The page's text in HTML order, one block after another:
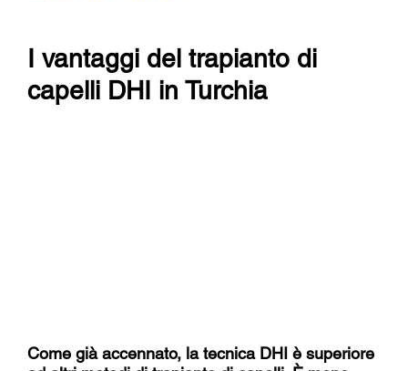
I vantaggi del trapianto di
capelli DHI in Turchia
Come già accennato, la tecnica DHI è superiore